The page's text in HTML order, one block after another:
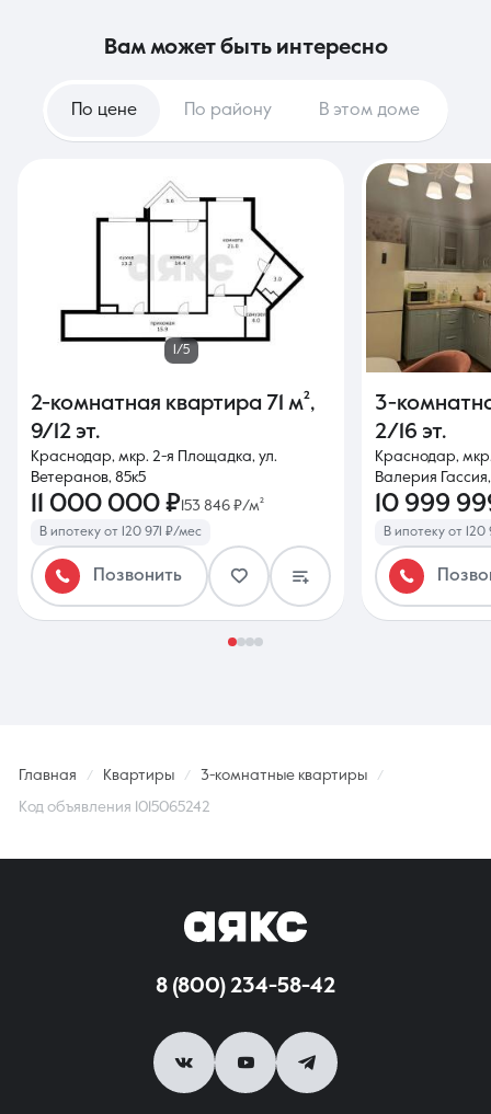
вам может быть интересно
По цене По району В этом доме
1/5
2-комнатная квартира 71 м²,
9/12 эт.
Краснодар, мкр. 2-я Площадка, ул.
Ветеранов, 85к5
11 000 000 ₽ 153 846 ₽/м²
В ипотеку от 120 971 ₽/мес
Позвонить
3-
2/16 эт.
Краснодар,
Валерия
10 999
В ипотеку от 120
Главная Квартиры 3-комнатные квартиры
Код объявления 1015065242
8 (800) 234-58-42